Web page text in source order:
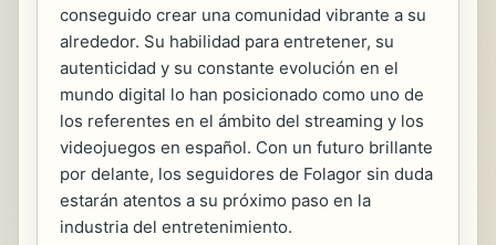
conseguido crear una comunidad vibrante a su
alrededor. Su habilidad para entretener, su
autenticidad y su constante evolución en el
mundo digital lo han posicionado como uno de
los referentes en el ámbito del streaming y los
videojuegos en español. Con un futuro brillante
por delante, los seguidores de Folagor sin duda
estarán atentos a su próximo paso en la
industria del entretenimiento.